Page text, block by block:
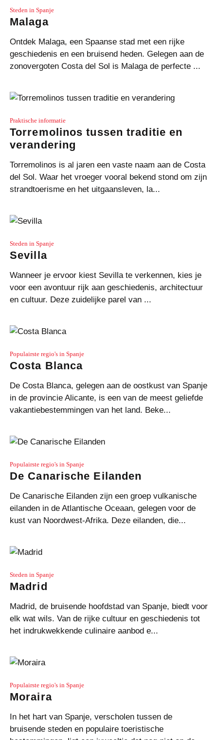
Steden in Spanje
Malaga
Ontdek Malaga, een Spaanse stad met een rijke
geschiedenis en een bruisend heden. Gelegen aan de
zonovergoten Costa del Sol is Malaga de perfecte ...
Praktische informatie
Torremolinos tussen traditie en
verandering
Torremolinos is al jaren een vaste naam aan de Costa
del Sol. Waar het vroeger vooral bekend stond om zijn
strandtoerisme en het uitgaansleven, la...
Steden in Spanje
Sevilla
Wanneer je ervoor kiest Sevilla te verkennen, kies je
voor een avontuur rijk aan geschiedenis, architectuur
en cultuur. Deze zuidelijke parel van ...
Populairste regio's in Spanje
Costa Blanca
De Costa Blanca, gelegen aan de oostkust van Spanje
in de provincie Alicante, is een van de meest geliefde
vakantiebestemmingen van het land. Beke...
Populairste regio's in Spanje
De Canarische Eilanden
De Canarische Eilanden zijn een groep vulkanische
eilanden in de Atlantische Oceaan, gelegen voor de
kust van Noordwest-Afrika. Deze eilanden, die...
Steden in Spanje
Madrid
Madrid, de bruisende hoofdstad van Spanje, biedt voor
elk wat wils. Van de rijke cultuur en geschiedenis tot
het indrukwekkende culinaire aanbod e...
Populairste regio's in Spanje
Moraira
In het hart van Spanje, verscholen tussen de
bruisende steden en populaire toeristische